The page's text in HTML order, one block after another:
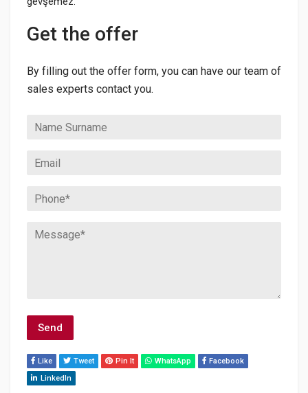
Get the offer
By filling out the offer form, you can have our team of
sales experts contact you.
Like Tweet Pin It WhatsApp
Facebook
LinkedIn